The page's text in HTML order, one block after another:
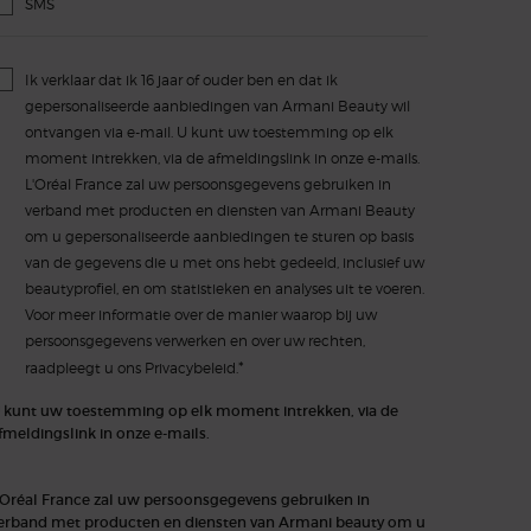
SMS
Ik verklaar dat ik 16 jaar of ouder ben en dat ik
gepersonaliseerde aanbiedingen van Armani Beauty wil
ontvangen via e-mail. U kunt uw toestemming op elk
moment intrekken, via de afmeldingslink in onze e-mails.
L'Oréal France zal uw persoonsgegevens gebruiken in
verband met producten en diensten van Armani Beauty
om u gepersonaliseerde aanbiedingen te sturen op basis
van de gegevens die u met ons hebt gedeeld, inclusief uw
beautyprofiel, en om statistieken en analyses uit te voeren.
Voor meer informatie over de manier waarop bij uw
persoonsgegevens verwerken en over uw rechten,
raadpleegt u ons Privacybeleid. *
kunt uw toestemming op elk moment intrekken, via de
in onze e-mails.
France zal uw persoonsgegevens gebruiken in
met producten en diensten van Armani beauty om u